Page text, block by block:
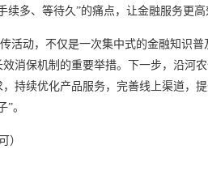
续多、等待久”的痛点，让金融服务更高
传活动，不仅是一次集中式的金融知识
消保机制的重要举措。下一步，沿河
持续优化产品服务，完善线上渠道，
“钱袋子”。
）